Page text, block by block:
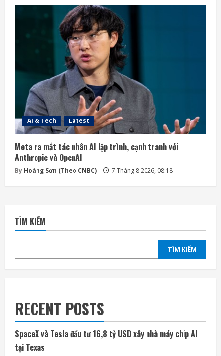
AI & Tech Latest
Meta ra mắt tác nhân AI lập trình, cạnh tranh với
Anthropic và OpenAI
By Hoàng Sơn (Theo CNBC) 7 Tháng 8 2026, 08:18
TÌM KIẾM
TÌM KIẾM
RECENT POSTS
SpaceX và Tesla đầu tư 16,8 tỷ USD xây nhà máy chip AI
tại Texas